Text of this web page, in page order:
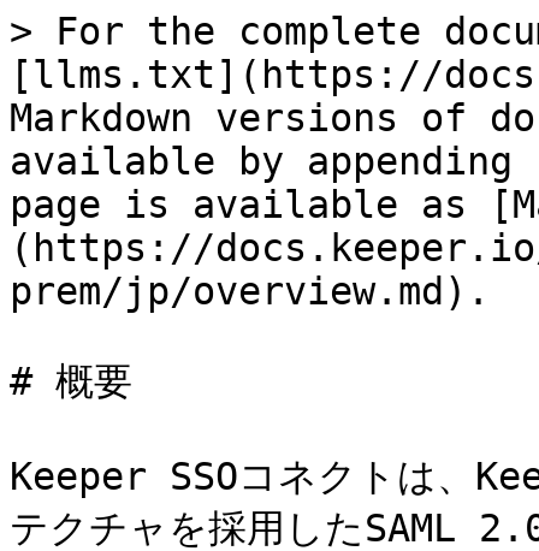
> For the complete
[llms.txt](https://
Markdown versions of
available by
page is available as
(https://
prem/jp/overview.md).
# 概要
Keeper SSOコネクトは、
テクチャを採用したSAML